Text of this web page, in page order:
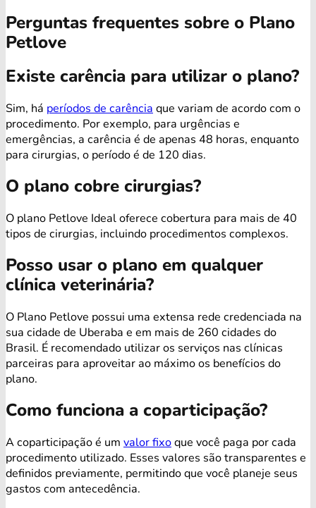
Perguntas frequentes sobre o Plano
Petlove
Existe carência para utilizar o plano?
Sim, há períodos de carência que variam de acordo com o
procedimento. Por exemplo, para urgências e
emergências, a carência é de apenas 48 horas, enquanto
para cirurgias, o período é de 120 dias.
O plano cobre cirurgias?
O plano Petlove Ideal oferece cobertura para mais de 40
tipos de cirurgias, incluindo procedimentos complexos.
Posso usar o plano em qualquer
clínica veterinária?
O Plano Petlove possui uma extensa rede credenciada na
sua cidade de Uberaba e em mais de 260 cidades do
Brasil. É recomendado utilizar os serviços nas clínicas
parceiras para aproveitar ao máximo os benefícios do
plano.
Como funciona a coparticipação?
A coparticipação é um valor fixoque você paga por cada
procedimento utilizado. Esses valores são transparentes e
definidos previamente, permitindo que você planeje seus
gastos com antecedência.